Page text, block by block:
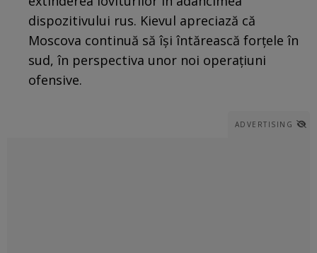
dispozitivului rus. Kievul apreciază că
Moscova continuă să își întărească forțele în
sud, în perspectiva unor noi operațiuni
ofensive.
ADVERTISING